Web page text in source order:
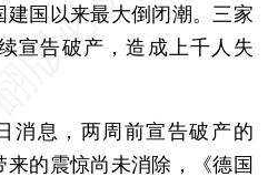
建国以来最大倒闭潮。三家
宣告破产，造成上千人失
息，两周前宣告破产的
来的震惊尚未消除，《德国